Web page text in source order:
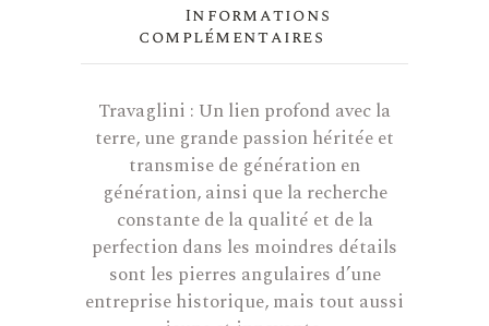
Informations
complémentaires
Travaglini : Un lien profond avec la
terre, une grande passion héritée et
transmise de génération en
génération, ainsi que la recherche
constante de la qualité et de la
perfection dans les moindres détails
sont les pierres angulaires d’une
entreprise historique, mais tout aussi